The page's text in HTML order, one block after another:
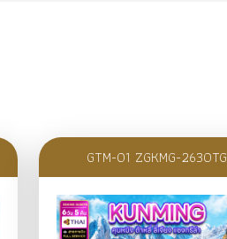
GTM-01 ZGKMG-2630TG